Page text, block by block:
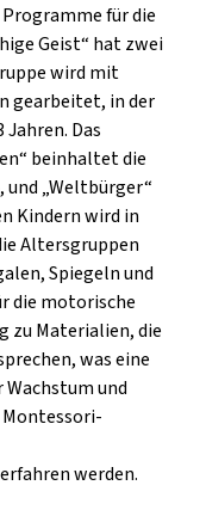
für die
Geist“ hat zwei
wird mit
gearbeitet, in der
Das
beinhaltet die
„Weltbürger“
Kindern wird in
Altersgruppen
Spiegeln und
die motorische
zu Materialien, die
was eine
Wachstum und
erfahren werden.